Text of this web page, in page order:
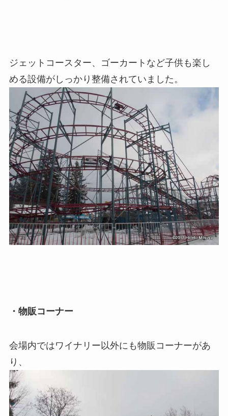
ジェットコースター、ゴーカートなど子供も楽し
める設備がしっかり整備されていました。
・物販コーナー
会場内ではワイナリー以外にも物販コーナーがあ
り、